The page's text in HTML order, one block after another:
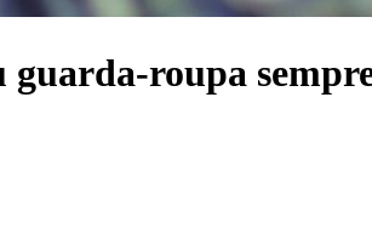
guarda-roupa